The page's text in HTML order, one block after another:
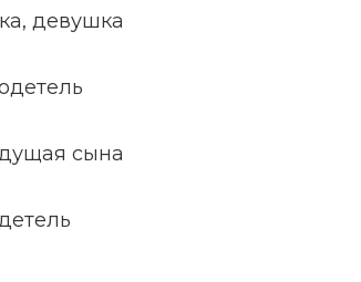
девушка
сына